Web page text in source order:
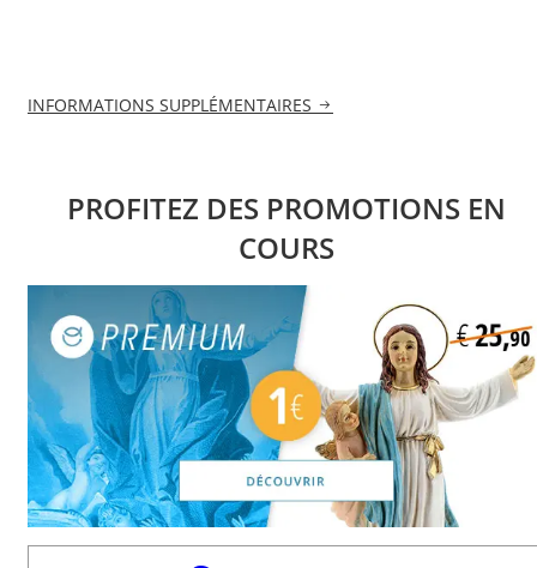
INFORMATIONS SUPPLÉMENTAIRES
PROFITEZ DES PROMOTIONS EN
COURS